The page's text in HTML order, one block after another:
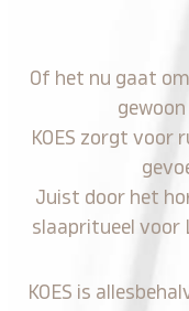
Of het nu gaat
KOES zorgt voor
Juist door het
slaapritueel voor
KOES is